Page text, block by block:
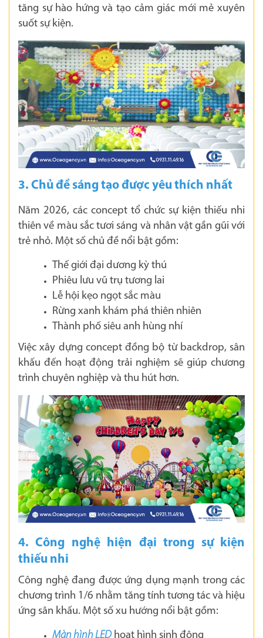
tăng sự hào hứng và tạo cảm giác mới mẻ xuyên
suốt sự kiện.
3. Chủ đề sáng tạo được yêu thích nhất
Năm 2026, các concept tổ chức sự kiện thiếu nhi
thiên về màu sắc tươi sáng và nhân vật gần gũi với
trẻ nhỏ. Một số chủ đề nổi bật gồm:
Thế giới đại dương kỳ thú
Phiêu lưu vũ trụ tương lai
Lễ hội kẹo ngọt sắc màu
Rừng xanh khám phá thiên nhiên
Thành phố siêu anh hùng nhí
Việc xây dựng concept đồng bộ từ backdrop, sân
khấu đến hoạt động trải nghiệm sẽ giúp chương
trình chuyên nghiệp và thu hút hơn.
4. Công nghệ hiện đại trong sự kiện
thiếu nhi
Công nghệ đang được ứng dụng mạnh trong các
chương trình 1/6 nhằm tăng tính tương tác và hiệu
ứng sân khấu. Một số xu hướng nổi bật gồm:
Màn hình LEDhoạt hình sinh động